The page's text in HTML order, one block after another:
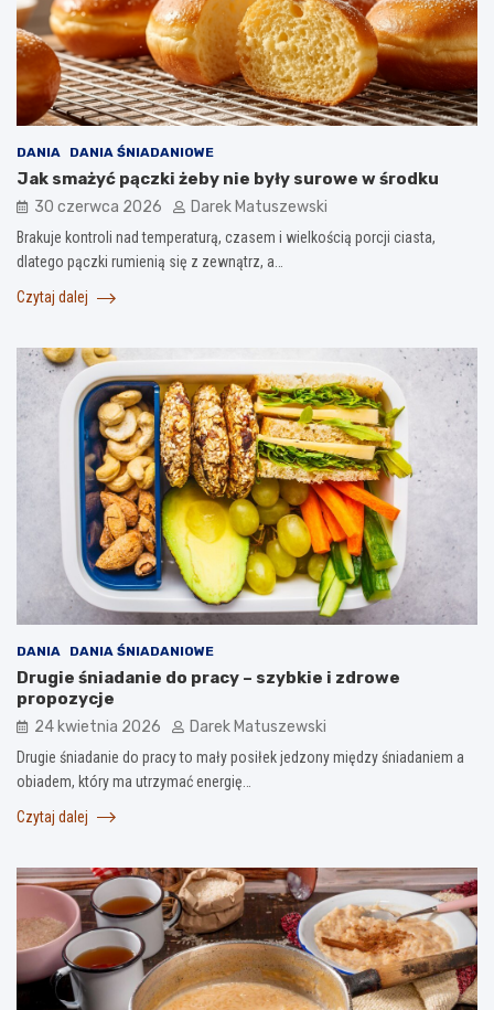
DANIA DANIA ŚNIADANIOWE
Jak smażyć pączki żeby nie były surowe w środku
30 czerwca 2026 Darek Matuszewski
Brakuje kontroli nad temperaturą, czasem i wielkością porcji ciasta,
dlatego pączki rumienią się z zewnątrz, a…
Czytaj dalej
DANIA DANIA ŚNIADANIOWE
Drugie śniadanie do pracy – szybkie i zdrowe
propozycje
24 kwietnia 2026 Darek Matuszewski
Drugie śniadanie do pracy to mały posiłek jedzony między śniadaniem a
obiadem, który ma utrzymać energię…
Czytaj dalej